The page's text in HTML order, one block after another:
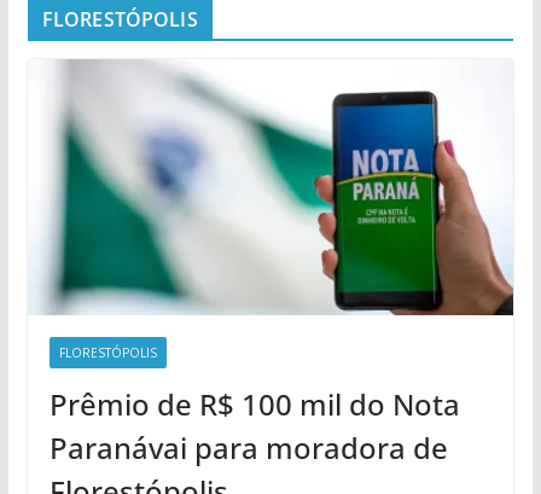
FLORESTÓPOLIS
FLORESTÓPOLIS
Prêmio de R$ 100 mil do Nota
Paranávai para moradora de